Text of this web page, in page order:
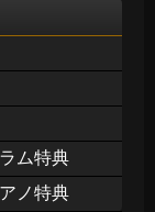
ム特典
ノ特典